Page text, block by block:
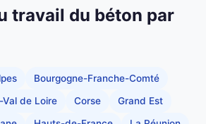
travail du béton par
Bourgogne-Franche-Comté
Val de Loire Corse Grand Est